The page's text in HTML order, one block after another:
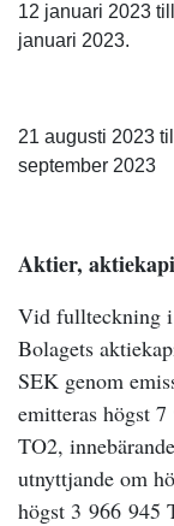
12 januari 2023
januari 2023.
21 augusti 2023
september 2023
Aktier,
Vid fullteckning i
Bolagets
SEK genom
emitteras högst 7
TO2,
utnyttjande om
högst 3 966 945